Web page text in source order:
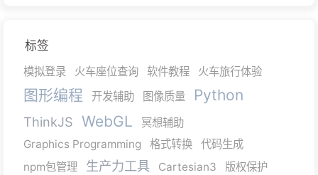
标签
模拟登录 火车座位查询 软件教程 火车旅行体验
图形编程 开发辅助 图像质量 Python
ThinkJS WebGL
冥想辅助
Graphics Programming
格式转换
代码生成
npm包管理
生产力工具 Cartesian3
版权保护